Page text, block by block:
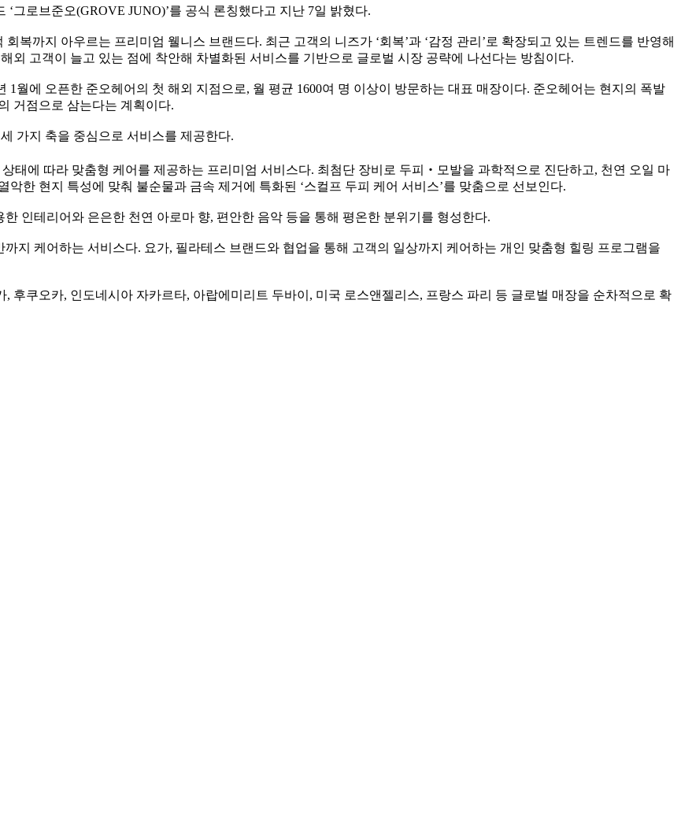
그로브준오(GROVE JUNO)’를 공식 론칭했다고 지난 7일 밝혔다.
복까지 아우르는 프리미엄 웰니스 브랜드다. 최근 고객의 니즈가 ‘회복’과 ‘감정 관리’로 확장되고 있는 트렌드를 반영해
외 고객이 늘고 있는 점에 착안해 차별화된 서비스를 기반으로 글로벌 시장 공략에 나선다는 방침이다.
월에 오픈한 준오헤어의 첫 해외 지점으로, 월 평균 1600여 명 이상이 방문하는 대표 매장이다. 준오헤어는 현지의 폭발
거점으로 삼는다는 계획이다.
가지 축을 중심으로 서비스를 제공한다.
태에 따라 맞춤형 케어를 제공하는 프리미엄 서비스다. 최첨단 장비로 두피‧모발을 과학적으로 진단하고, 천연 오일 마
한 현지 특성에 맞춰 불순물과 금속 제거에 특화된 ‘스컬프 두피 케어 서비스’를 맞춤으로 선보인다.
인테리어와 은은한 천연 아로마 향, 편안한 음악 등을 통해 평온한 분위기를 형성한다.
지 케어하는 서비스다. 요가, 필라테스 브랜드와 협업을 통해 고객의 일상까지 케어하는 개인 맞춤형 힐링 프로그램을
후쿠오카, 인도네시아 자카르타, 아랍에미리트 두바이, 미국 로스앤젤리스, 프랑스 파리 등 글로벌 매장을 순차적으로 확